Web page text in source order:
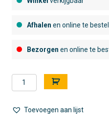
Afhalen en online te
Bezorgen en online te
Betonplex
(populieren
-
l
e
Toevoegen aan lijst